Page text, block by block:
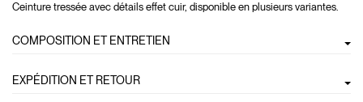
Ceinture tressée avec détails effet cuir, disponible en plusieurs variantes.
COMPOSITION ET ENTRETIEN
EXPÉDITION ET RETOUR